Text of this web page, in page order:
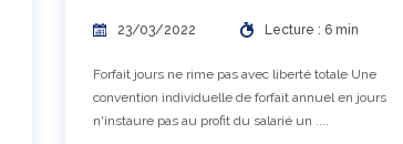
23/03/2022 Lecture : 6 min
Forfait jours ne rime pas avec liberté totale Une
convention individuelle de forfait annuel en jours
n'instaure pas au profit du salarié un ....